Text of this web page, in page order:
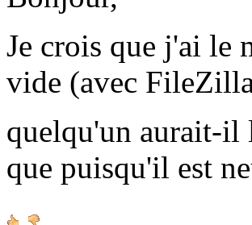
Je crois que j'ai le
vide (avec
quelqu'un aurait-il
que puisqu'il est